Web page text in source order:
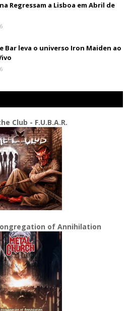
Regressam a Lisboa em Abril de
Bar leva o universo Iron Maiden ao
Club - F.U.B.A.R.
of Annihilation